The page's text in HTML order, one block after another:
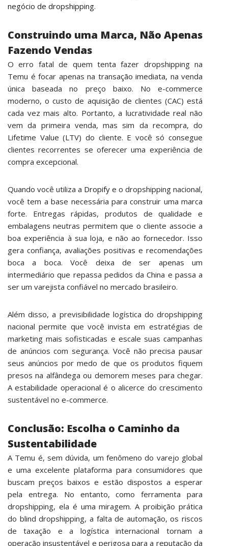
negócio de dropshipping.
Construindo uma Marca, Não Apenas
Fazendo Vendas
O erro fatal de quem tenta fazer dropshipping na
Temu é focar apenas na transação imediata, na venda
única baseada no preço baixo. No e-commerce
moderno, o custo de aquisição de clientes (CAC) está
cada vez mais alto. Portanto, a lucratividade real não
vem da primeira venda, mas sim da recompra, do
Lifetime Value (LTV) do cliente. E você só consegue
clientes recorrentes se oferecer uma experiência de
compra excepcional.
Quando você utiliza a Dropify e o dropshipping nacional,
você tem a base necessária para construir uma marca
forte. Entregas rápidas, produtos de qualidade e
embalagens neutras permitem que o cliente associe a
boa experiência à sua loja, e não ao fornecedor. Isso
gera confiança, avaliações positivas e recomendações
boca a boca. Você deixa de ser apenas um
intermediário que repassa pedidos da China e passa a
ser um varejista confiável no mercado brasileiro.
Além disso, a previsibilidade logística do dropshipping
nacional permite que você invista em estratégias de
marketing mais sofisticadas e escale suas campanhas
de anúncios com segurança. Você não precisa pausar
seus anúncios por medo de que os produtos fiquem
presos na alfândega ou demorem meses para chegar.
A estabilidade operacional é o alicerce do crescimento
sustentável no e-commerce.
Conclusão: Escolha o Caminho da
Sustentabilidade
A Temu é, sem dúvida, um fenômeno do varejo global
e uma excelente plataforma para consumidores que
buscam preços baixos e estão dispostos a esperar
pela entrega. No entanto, como ferramenta para
dropshipping, ela é uma miragem. A proibição prática
do blind dropshipping, a falta de automação, os riscos
de taxação e a logística internacional tornam a
operação insustentável e perigosa para a reputação da